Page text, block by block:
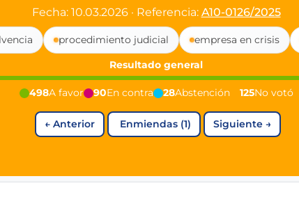
since 2024
PdF co-founder
youngest mayor at 19 years old
democracy").
Fecha: 10.03.2026 · Referencia: A10-0126/2025
procedimiento judicial empresa en crisis
Resultado general
498A favor 90En contra 28Abstención 125No votó
← Anterior Enmiendas (1) Siguiente→